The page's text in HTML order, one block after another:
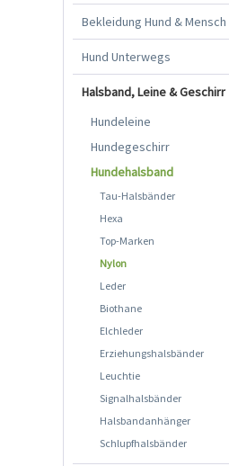
Bekleidung Hund & Mensch
Hund Unterwegs
Halsband, Leine & Geschirr
Hundeleine
Hundegeschirr
Hundehalsband
Tau-Halsbänder
Hexa
Top-Marken
Nylon
Leder
Biothane
Elchleder
Erziehungshalsbänder
Leuchtie
Signalhalsbänder
Halsbandanhänger
Schlupfhalsbänder